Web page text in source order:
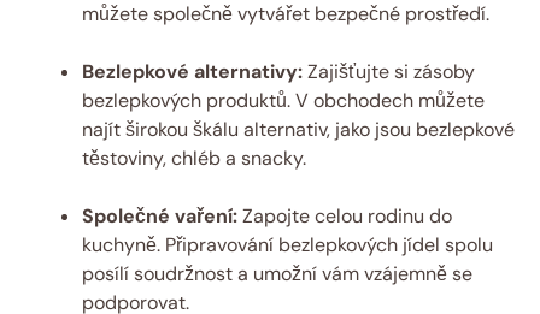
můžete společně vytvářet bezpečné prostředí.
Bezlepkové alternativy:Zajišťujte si zásoby
bezlepkových produktů. V obchodech můžete
najít širokou škálu alternativ, jako jsou bezlepkové
těstoviny, chléb a snacky.
Společné vaření:Zapojte celou rodinu do
kuchyně. Připravování bezlepkových jídel spolu
posílí soudržnost a umožní vám vzájemně se
podporovat.